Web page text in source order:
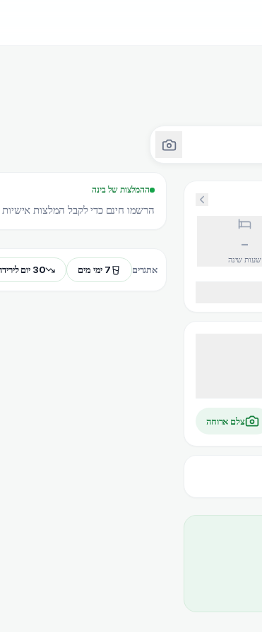
ההמלצות של בינה
הרשמו חינם כדי לקבל המלצות אישיות
אתגרים 7 ימי מים 30 יום לירידה במשקל
–
שעות שינה
צלם ארוחה